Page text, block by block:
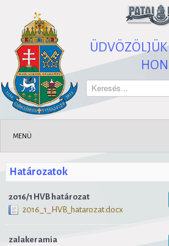
ÜDVÖZÖLJÜK
Keresés...
MENÜ
Határozatok
2016/1 HVB határozat
2016_1_HVB_hatarozat.docx
zalakeramia